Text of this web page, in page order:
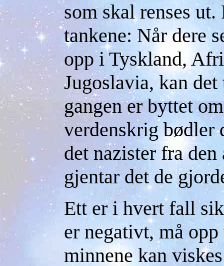
som skal renses
tankene: Når dere
opp i Tyskland,
Jugoslavia, kan
gangen er byttet
verdenskrig bødler
det nazister fra
gjentar det de
Ett er i hvert fall
er negativt, må
minnene kan